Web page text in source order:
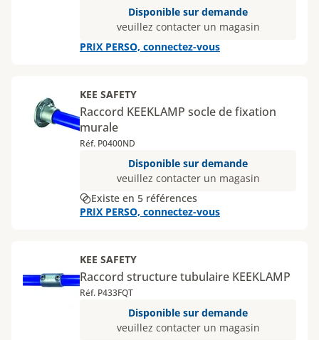
Disponible sur demande
veuillez contacter un magasin
PRIX PERSO, connectez-vous
KEE SAFETY
Raccord KEEKLAMP socle de fixation
murale
Réf. P0400ND
Disponible sur demande
veuillez contacter un magasin
Existe en 5 références
PRIX PERSO, connectez-vous
KEE SAFETY
Raccord structure tubulaire KEEKLAMP
Réf. P433FQT
Disponible sur demande
veuillez contacter un magasin